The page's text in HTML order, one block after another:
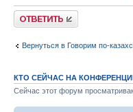
Ответить
Вернуться в Говорим по-
КТО СЕЙЧАС НА
Сейчас этот форум